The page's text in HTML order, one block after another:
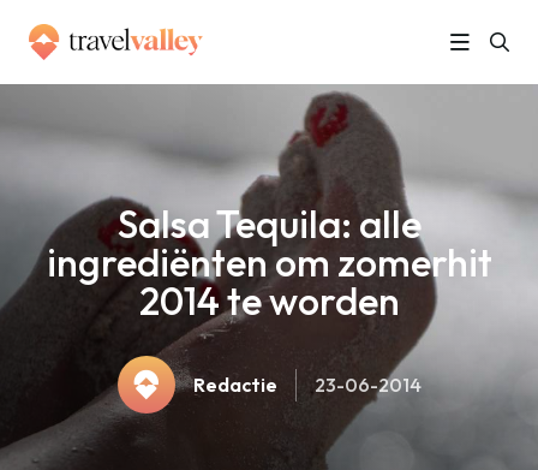
Salsa Tequila: alle ingrediënten om zomerhit 2014 te worden
Salsa Tequila: alle
ingrediënten om zomerhit
2014 te worden
Redactie 23-06-2014